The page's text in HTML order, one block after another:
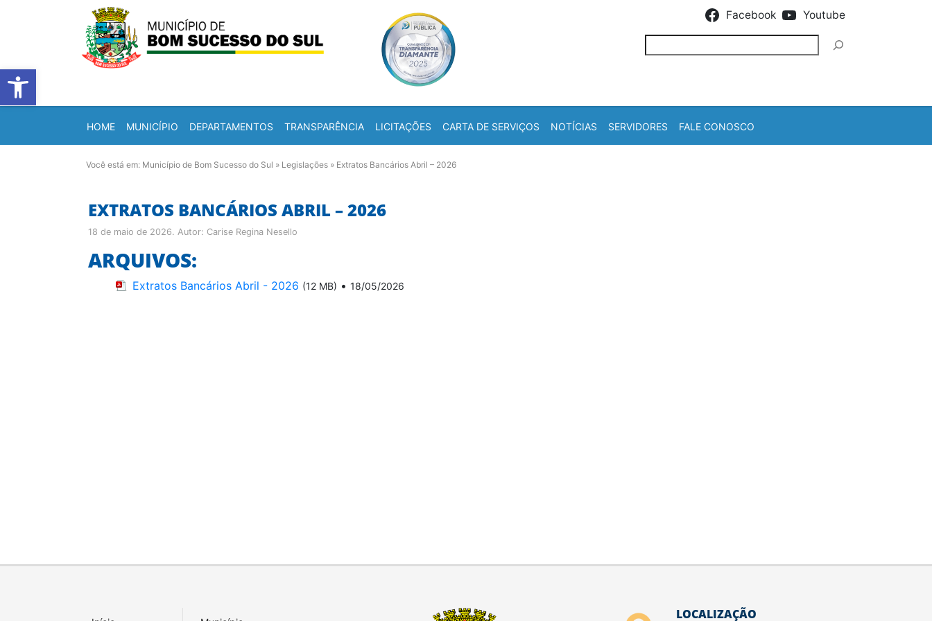
Barra de Ferramentas Aberta
Facebook Youtube
HOME MUNICÍPIO DEPARTAMENTOS TRANSPARÊNCIA LICITAÇÕES CARTA DE SERVIÇOS NOTÍCIAS SERVIDORES FALE CONOSCO
Você está em: Município de Bom Sucesso do Sul » Legislações » Extratos Bancários Abril – 2026
EXTRATOS BANCÁRIOS ABRIL – 2026
18 de maio de 2026. Autor: Carise Regina Nesello
ARQUIVOS:
Extratos Bancários Abril - 2026 (12 MB) • 18/05/2026
LOCALIZAÇÃO